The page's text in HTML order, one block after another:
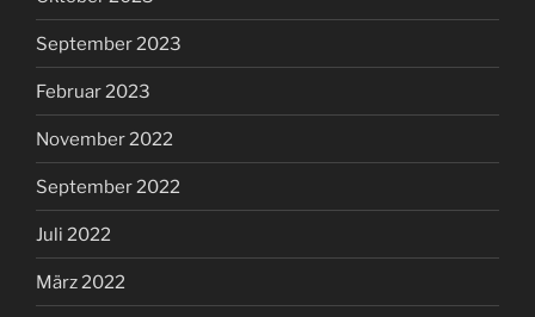
September 2023
Februar 2023
November 2022
September 2022
Juli 2022
März 2022